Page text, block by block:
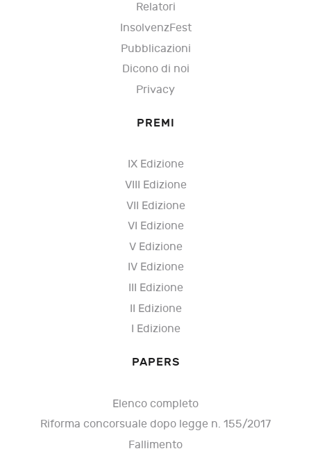
Relatori
InsolvenzFest
Pubblicazioni
Dicono di noi
Privacy
PREMI
IX Edizione
VIII Edizione
VII Edizione
VI Edizione
V Edizione
IV Edizione
III Edizione
II Edizione
I Edizione
PAPERS
Elenco completo
Riforma concorsuale dopo legge n. 155/2017
Fallimento